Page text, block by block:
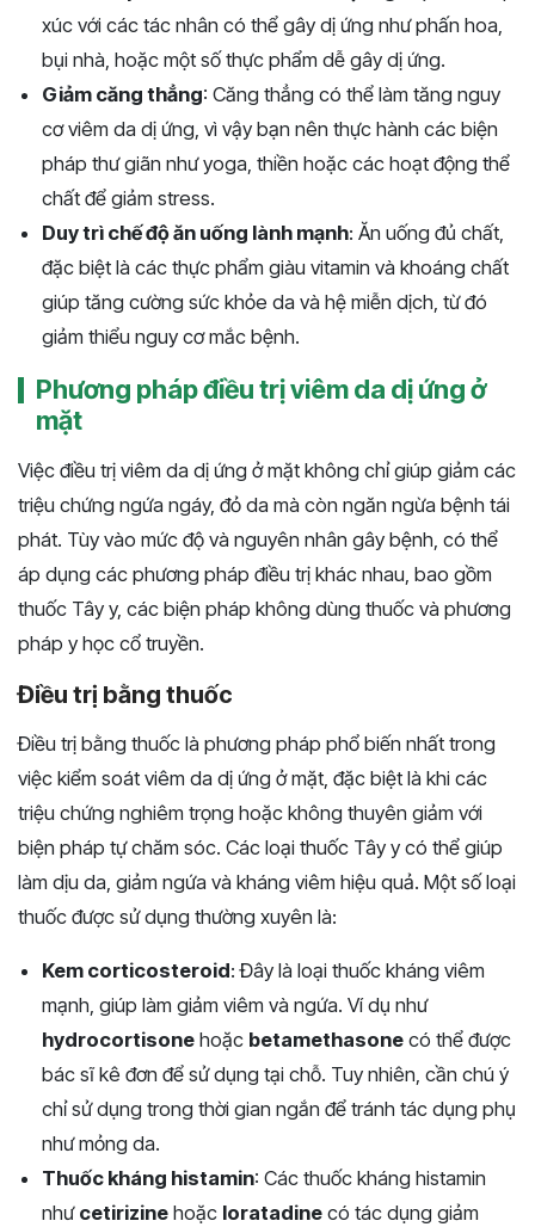
xúc với các tác nhân có thể gây dị ứng như phấn hoa,
bụi nhà, hoặc một số thực phẩm dễ gây dị ứng.
Giảm căng thẳng: Căng thẳng có thể làm tăng nguy
cơ viêm da dị ứng, vì vậy bạn nên thực hành các biện
pháp thư giãn như yoga, thiền hoặc các hoạt động thể
chất để giảm stress.
Duy trì chế độ ăn uống lành mạnh: Ăn uống đủ chất,
đặc biệt là các thực phẩm giàu vitamin và khoáng chất
giúp tăng cường sức khỏe da và hệ miễn dịch, từ đó
giảm thiểu nguy cơ mắc bệnh.
Phương pháp điều trị viêm da dị ứng ở
mặt
Việc điều trị viêm da dị ứng ở mặt không chỉ giúp giảm các
triệu chứng ngứa ngáy, đỏ da mà còn ngăn ngừa bệnh tái
phát. Tùy vào mức độ và nguyên nhân gây bệnh, có thể
áp dụng các phương pháp điều trị khác nhau, bao gồm
thuốc Tây y, các biện pháp không dùng thuốc và phương
pháp y học cổ truyền.
Điều trị bằng thuốc
Điều trị bằng thuốc là phương pháp phổ biến nhất trong
việc kiểm soát viêm da dị ứng ở mặt, đặc biệt là khi các
triệu chứng nghiêm trọng hoặc không thuyên giảm với
biện pháp tự chăm sóc. Các loại thuốc Tây y có thể giúp
làm dịu da, giảm ngứa và kháng viêm hiệu quả. Một số loại
thuốc được sử dụng thường xuyên là:
Kem corticosteroid: Đây là loại thuốc kháng viêm
mạnh, giúp làm giảm viêm và ngứa. Ví dụ như
hydrocortisone hoặc betamethasone có thể được
bác sĩ kê đơn để sử dụng tại chỗ. Tuy nhiên, cần chú ý
chỉ sử dụng trong thời gian ngắn để tránh tác dụng phụ
như mỏng da.
Thuốc kháng histamin: Các thuốc kháng histamin
như cetirizine hoặc loratadine có tác dụng giảm